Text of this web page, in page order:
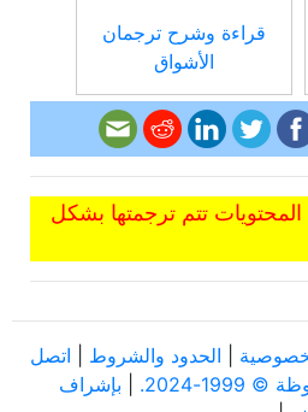
قراءة وشرح ترجمان
الأشواق
تتم ترجمتها بشكل
الحدود والشروط
اتصل
2024.
بإشراف